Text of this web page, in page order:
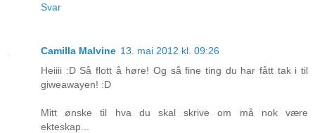
Svar
Camilla Malvine 13. mai 2012 kl. 09:26
Heiiii :D Så flott å høre! Og så fine ting du har fått tak i til
giweawayen! :D
Mitt ønske til hva du skal skrive om må nok være
ekteskap...